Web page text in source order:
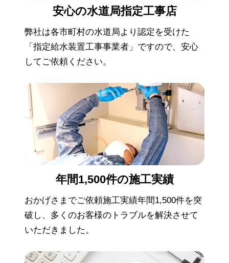
安心の水道局指定工事店
弊社は各市町村の水道局より認定を受けた
「指定給水装置工事事業者」ですので、安心
してご依頼ください。
年間1,500件の施工実績
おかげさまでご依頼施工実績年間1,500件を突
破し、多くのお客様のトラブルを解決させて
いただきました。